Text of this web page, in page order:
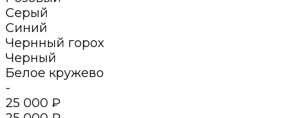
Серый
Синий
Чернный горох
Черный
Белое кружево
-
25 000 ₽